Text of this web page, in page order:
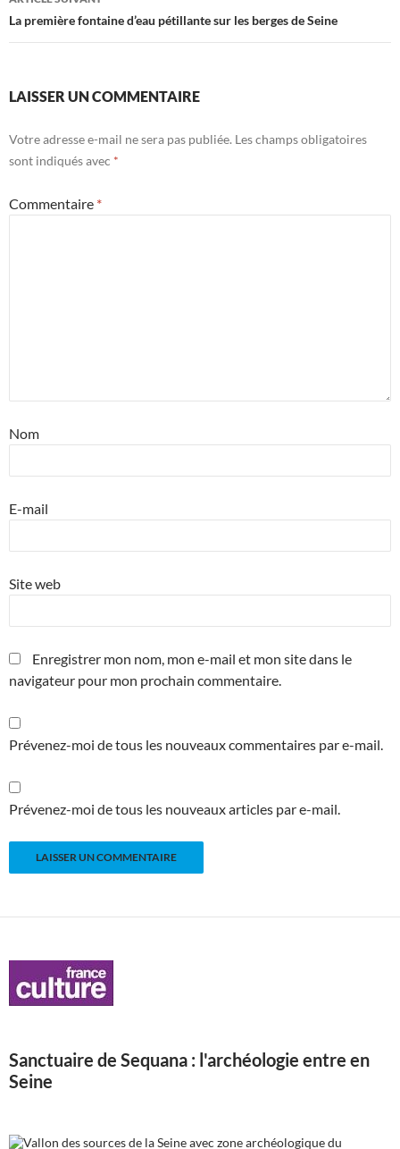
La première fontaine d’eau pétillante sur les berges de Seine
LAISSER UN COMMENTAIRE
Votre adresse e-mail ne sera pas publiée. Les champs obligatoires
sont indiqués avec *
Commentaire *
Nom
E-mail
Site web
Enregistrer mon nom, mon e-mail et mon site dans le
navigateur pour mon prochain commentaire.
Prévenez-moi de tous les nouveaux commentaires par e-mail.
Prévenez-moi de tous les nouveaux articles par e-mail.
Sanctuaire de Sequana : l'archéologie entre en
Seine